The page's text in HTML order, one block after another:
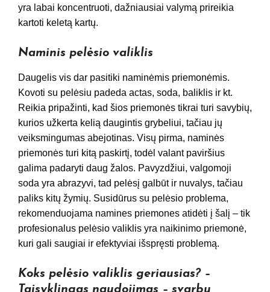
yra labai koncentruoti, dažniausiai valymą prireikia
kartoti keletą kartų.
Naminis pelėsio valiklis
Daugelis vis dar pasitiki naminėmis priemonėmis.
Kovoti su pelėsiu padeda actas, soda, baliklis ir kt.
Reikia pripažinti, kad šios priemonės tikrai turi savybių,
kurios užkerta kelią daugintis grybeliui, tačiau jų
veiksmingumas abejotinas. Visų pirma, naminės
priemonės turi kitą paskirtį, todėl valant paviršius
galima padaryti daug žalos. Pavyzdžiui, valgomoji
soda yra abrazyvi, tad pelėsį galbūt ir nuvalys, tačiau
paliks kitų žymių. Susidūrus su pelėsio problema,
rekomenduojama namines priemones atidėti į šalį – tik
profesionalus pelėsio valiklis yra naikinimo priemonė,
kuri gali saugiai ir efektyviai išspręsti problemą.
Koks pelėsio valiklis geriausias? –